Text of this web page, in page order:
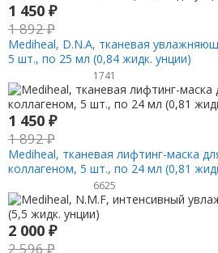
1 450 ₽
1 892₽
Mediheal, D.N.A, тканевая
5 шт., по 25 мл (0,84 жидк. унции)
1741
1 450 ₽
1 892₽
Mediheal, тканевая лифтинг-маска
коллагеном, 5 шт., по 24 мл (0,81
6625
2 000 ₽
2 596₽